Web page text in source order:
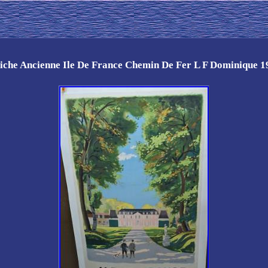
Ancienne Ile De France Chemin De Fer L F Dominique